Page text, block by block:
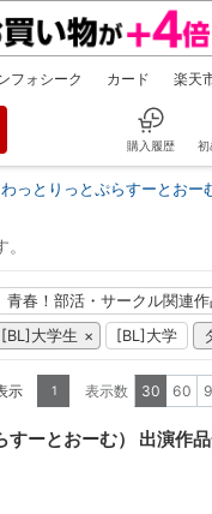
フォシーク カード 楽天
購入履歴 初
っとりっとぷらすーとおー
青春！部活・サークル関連作
[BL]大学生 [BL]大学
示 1 表示数 30 60
ーとおーむ） 出演作